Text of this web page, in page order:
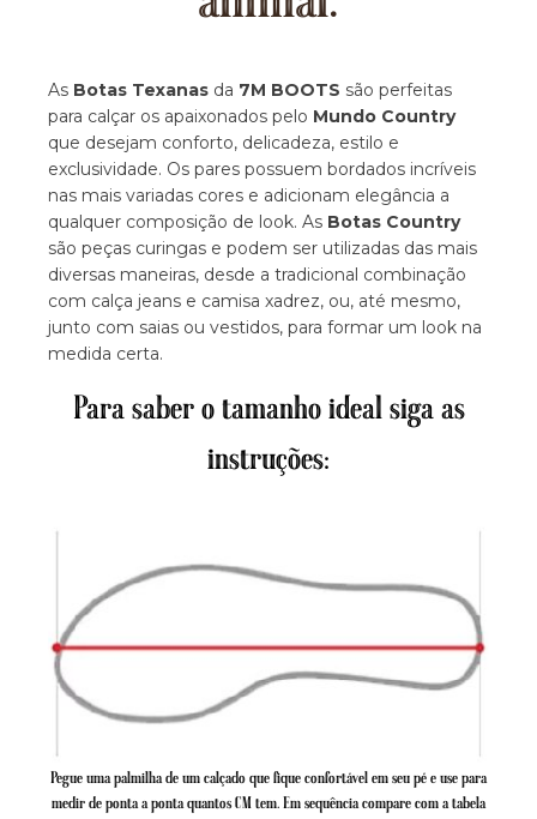
As Botas Texanas da 7M BOOTS são perfeitas
para calçar os apaixonados pelo Mundo Country
que desejam conforto, delicadeza, estilo e
exclusividade. Os pares possuem bordados incríveis
nas mais variadas cores e adicionam elegância a
qualquer composição de look. As Botas Country
são peças curingas e podem ser utilizadas das mais
diversas maneiras, desde a tradicional combinação
com calça jeans e camisa xadrez, ou, até mesmo,
junto com saias ou vestidos, para formar um look na
medida certa.
Para saber o tamanho ideal siga as
instruções:
Pegue uma palmilha de um calçado que fique confortável em seu pé e use para
medir de ponta a ponta quantos CM tem. Em sequência compare com a tabela